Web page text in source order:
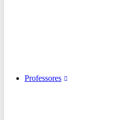
Professores